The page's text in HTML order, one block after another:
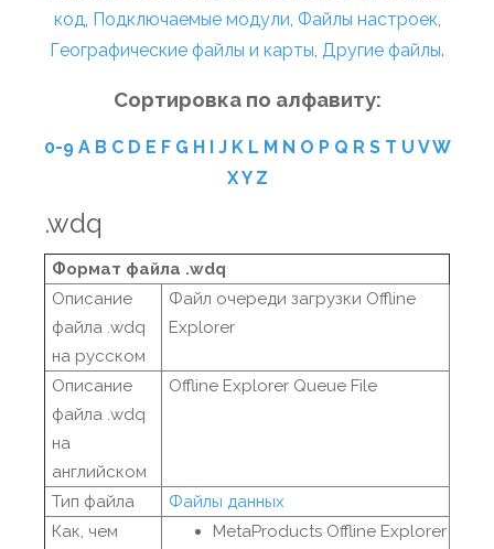
код, Подключаемые модули, Файлы настроек,
Географические файлы и карты, Другие файлы.
Сортировка по алфавиту:
0-9 A B C D E F G H I J K L M N O P Q R S T U VW
XY Z
.wdq
Формат файла .wdq
Описание
файла .wdq
на русском
Файл очереди загрузки Offline
Explorer
Описание
файла .wdq
на
английском
Offline Explorer Queue File
Тип файла
Файлы данных
Как, чем
MetaProducts Offline Explorer